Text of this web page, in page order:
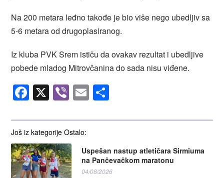
Još iz kategorije Ostalo:
Uspešan nastup atletičara Sirmiuma
na Pančevačkom maratonu
04/08/2026
Na 200 metara leđno takođe je bio više nego ubedljiv sa
5-6 metara od drugoplasiranog.
Iz kluba PVK Srem ističu da ovakav rezultat i ubedljive
pobede mladog Mitrovčanina do sada nisu viđene.
Facebook
X ViberEmail